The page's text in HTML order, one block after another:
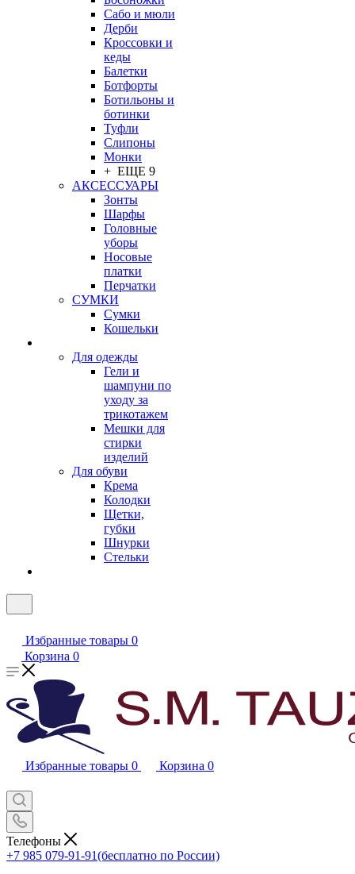
Сабо и мюли
Дерби
Кроссовки и
кеды
Балетки
Ботфорты
Ботильоны и
ботинки
Туфли
Слипоны
Монки
+ ЕЩЕ 9
АКСЕССУАРЫ
Зонты
Шарфы
Головные
уборы
Носовые
платки
Перчатки
СУМКИ
Сумки
Кошельки
Для одежды
Гели и
шампуни по
уходу за
трикотажем
Мешки для
стирки
изделий
Для обуви
Крема
Колодки
Щетки,
губки
Шнурки
Стельки
Избранные товары 0
Корзина 0
Избранные товары 0 Корзина 0
Телефоны
+7 985 079-91-91(бесплатно по России)